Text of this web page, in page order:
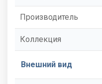
Производитель
Коллекция
Внешний вид